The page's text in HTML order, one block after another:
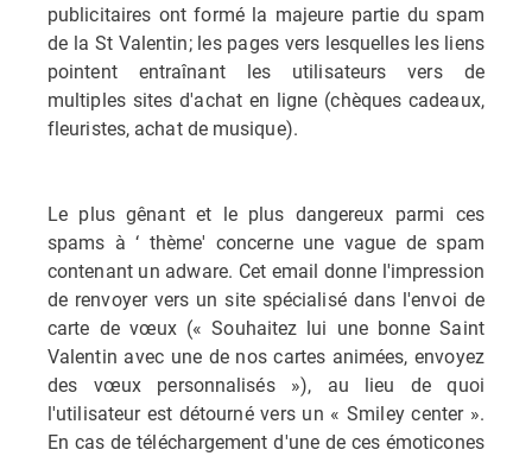
publicitaires ont formé la majeure partie du spam
de la St Valentin; les pages vers lesquelles les liens
pointent entraînant les utilisateurs vers de
multiples sites d'achat en ligne (chèques cadeaux,
fleuristes, achat de musique).
Le plus gênant et le plus dangereux parmi ces
spams à ‘ thème' concerne une vague de spam
contenant un adware. Cet email donne l'impression
de renvoyer vers un site spécialisé dans l'envoi de
carte de vœux (« Souhaitez lui une bonne Saint
Valentin avec une de nos cartes animées, envoyez
des vœux personnalisés »), au lieu de quoi
l'utilisateur est détourné vers un « Smiley center ».
En cas de téléchargement d'une de ces émoticones